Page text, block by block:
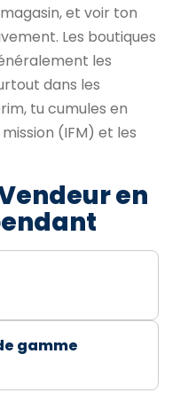
et voir ton
Les boutiques
les
dans les
tu cumules en
(IFM) et les
en
gamme